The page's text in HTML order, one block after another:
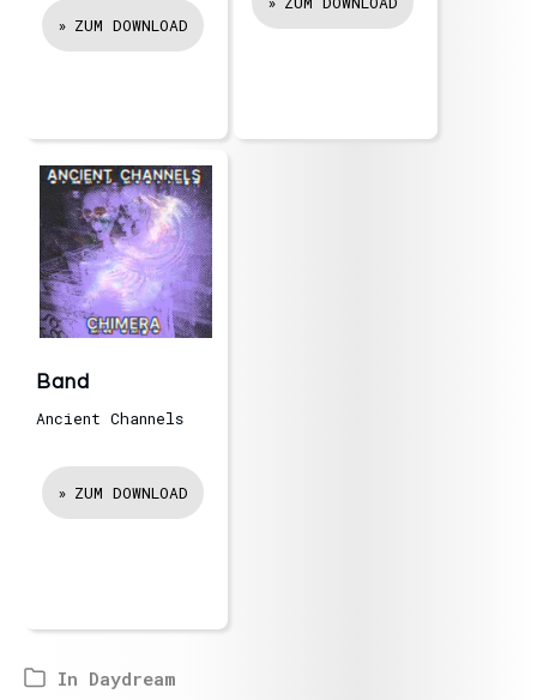
ZUM DOWNLOAD
Band
Ancient Channels
ZUM DOWNLOAD
In Daydream